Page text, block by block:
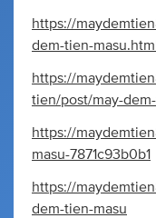
https://
dem-tien-masu.html
https://
tien/post/may-
https://
masu-7871c93b0b1
https://
dem-tien-masu